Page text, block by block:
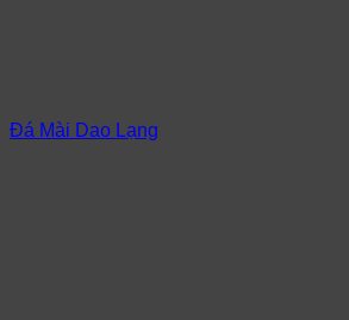
Đá Mài Dao Lạng